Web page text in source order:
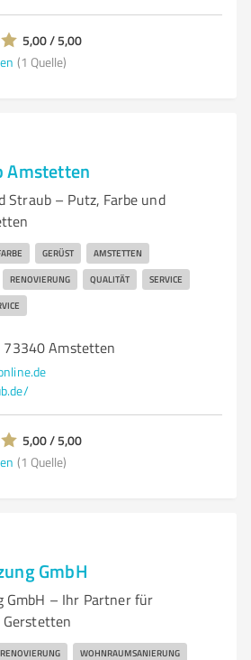
5,00 / 5,00
(1 Quelle)
Amstetten
Straub – Putz, Farbe und
GERÜST AMSTETTEN
RENOVIERUNG QUALITÄT SERVICE
73340 Amstetten
5,00 / 5,00
(1 Quelle)
GmbH
GmbH – Ihr Partner für
Gerstetten
WOHNRAUMSANIERUNG